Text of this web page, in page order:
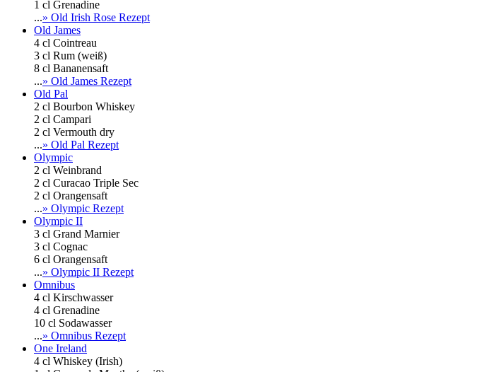
1 cl Grenadine
...» Old Irish Rose Rezept
Old James
4 cl Cointreau
3 cl Rum (weiß)
8 cl Bananensaft
...» Old James Rezept
Old Pal
2 cl Bourbon Whiskey
2 cl Campari
2 cl Vermouth dry
...» Old Pal Rezept
Olympic
2 cl Weinbrand
2 cl Curacao Triple Sec
2 cl Orangensaft
...» Olympic Rezept
Olympic II
3 cl Grand Marnier
3 cl Cognac
6 cl Orangensaft
...» Olympic II Rezept
Omnibus
4 cl Kirschwasser
4 cl Grenadine
10 cl Sodawasser
...» Omnibus Rezept
One Ireland
4 cl Whiskey (Irish)